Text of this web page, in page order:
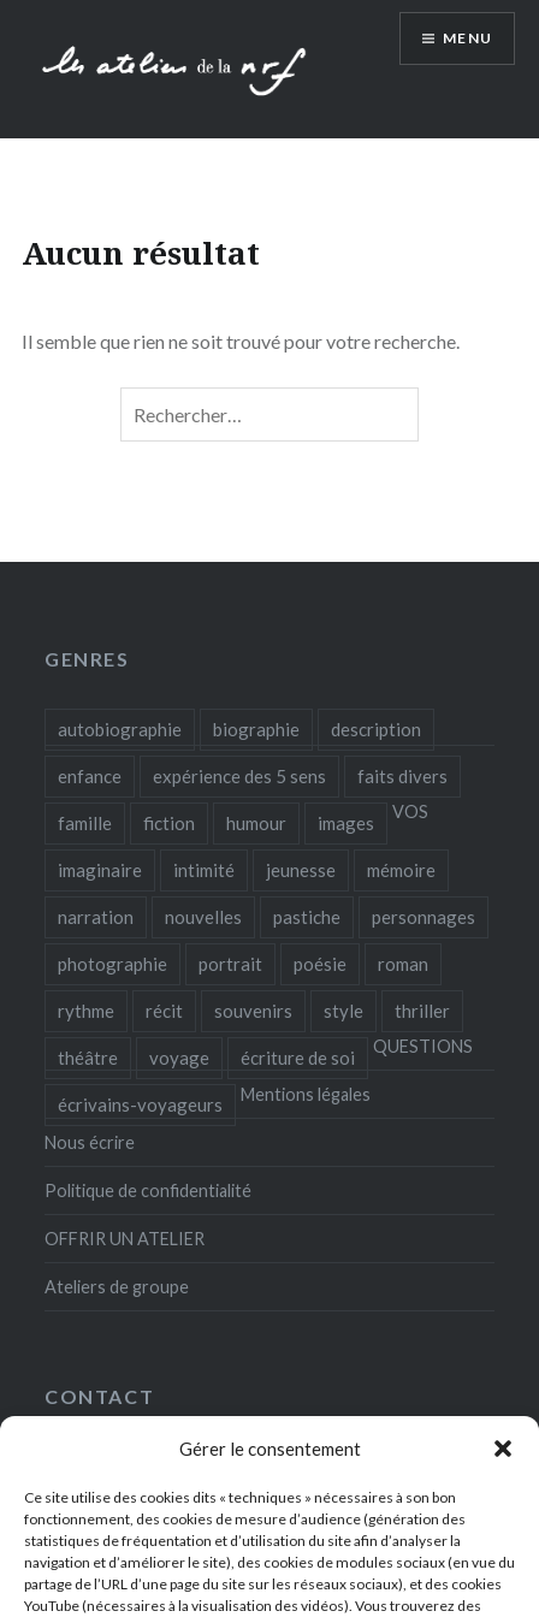
Gérer le consentement
Ce site utilise des cookies dits « techniques » nécessaires à son bon
fonctionnement, des cookies de mesure d’audience (génération des
statistiques de fréquentation et d’utilisation du site afin d’analyser la
navigation et d’améliorer le site), des cookies de modules sociaux (en vue du
partage de l’URL d’une page du site sur les réseaux sociaux), et des cookies
YouTube (nécessaires à la visualisation des vidéos). Vous trouverez des
contenu
MENU
Aucun résultat
Il semble que rien ne soit trouvé pour votre recherche.
GENRES
autobiographie biographie description
enfance expérience des 5 sens faits divers
famille fiction humour images
imaginaire intimité jeunesse mémoire
narration nouvelles pastiche personnages
photographie portrait poésie roman
rythme récit souvenirs style thriller
théâtre voyage écriture de soi
écrivains-voyageurs
VOS
QUESTIONS
Mentions légales
Nous écrire
Politique de confidentialité
OFFRIR UN ATELIER
Ateliers de groupe
CONTACT
5, rue Gaston-Gallimard
+33(0)1-49-54-42-00
contact@ateliersdelanrf.fr